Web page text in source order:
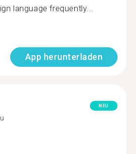
language frequently...
App herunterladen
NEU